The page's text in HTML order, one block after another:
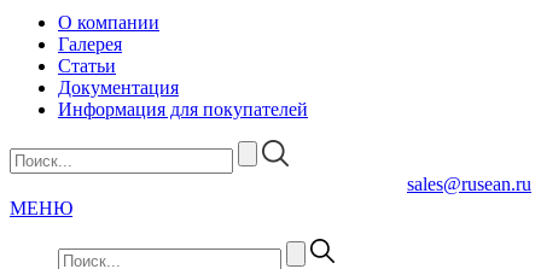
О компании
Галерея
Статьи
Документация
Информация для покупателей
sales@rusean.ru
МЕНЮ